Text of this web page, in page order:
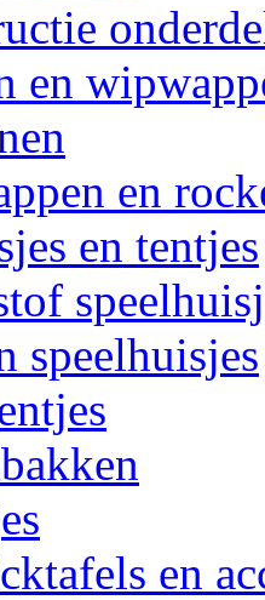
en
en
en tentjes
speelhuisjes
en